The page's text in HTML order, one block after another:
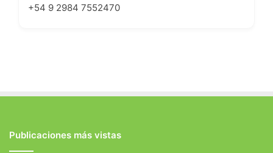
+54 9 2984 7552470
Publicaciones más vistas